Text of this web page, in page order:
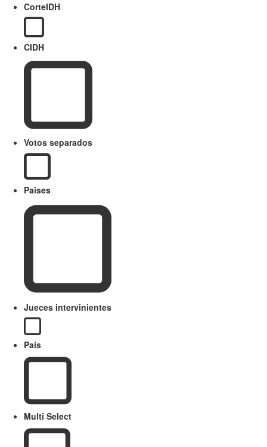
CorteIDH
CIDH
Votos separados
Paises
Jueces intervinientes
País
Multi Select